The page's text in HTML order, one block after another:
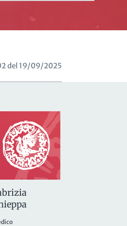
del 19/09/2025